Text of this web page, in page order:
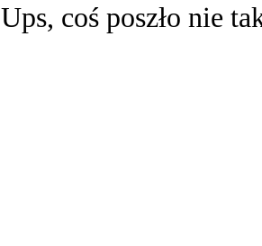
Ups, coś poszło nie